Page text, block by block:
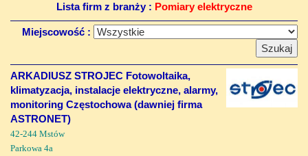
Lista firm z branży : Pomiary elektryczne
Miejscowość :
ARKADIUSZ STROJEC Fotowoltaika,
klimatyzacja, instalacje elektryczne, alarmy,
monitoring Częstochowa (dawniej firma
ASTRONET)
42-244 Mstów
Parkowa 4a